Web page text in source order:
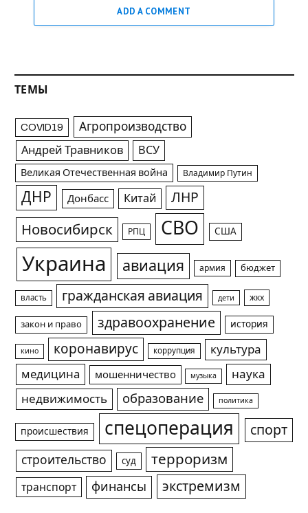
ADD A COMMENT
ТЕМЫ
COVID19 Агропроизводство
Андрей Травников ВСУ
Великая Отечественная война Владимир Путин
ДНР Донбасс Китай ЛНР
Новосибирск РПЦ СВО США
Украина авиация армия бюджет
власть гражданская авиация дети жкх
закон и право здравоохранение история
кино коронавирус коррупция
культура
медицина
мошенничество музыка
наука
недвижимость
образование политика
происшествия спецоперация спорт
строительство суд терроризм
транспорт финансы экстремизм